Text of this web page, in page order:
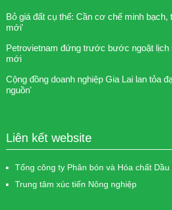
Bỏ giá đất cụ thể: Cần cơ chế minh bạch,
mới'
Petrovietnam đứng trước bước ngoặt lịch
mới
Cộng đồng doanh nghiệp Gia Lai lan tỏa
nguồn'
Liên kết website
Tổng công ty Phân bón và Hóa chất Dầu
Trung tâm xúc tiến Nông nghiệp